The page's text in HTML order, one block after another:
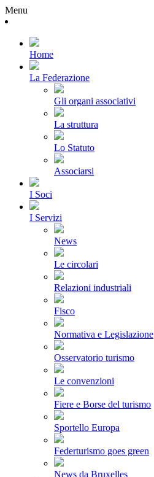
Menu
Home
La Federazione
Gli organi associativi
La struttura
Lo Statuto
Associarsi
I Soci
I Servizi
News
Le circolari
Relazioni industriali
Fisco
Normativa e Legislazione
Osservatorio turismo
Le convenzioni
Fiere e Borse del turismo
Sportello Europa
Federturismo goes green
News da Bruxelles